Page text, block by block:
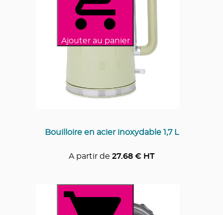
Ajouter au panier
Bouilloire en acier inoxydable 1,7 L
A partir de 27.68€ HT